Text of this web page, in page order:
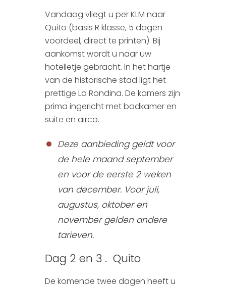
Vandaag vliegt u per KLM naar
Quito (basis R klasse, 5 dagen
voordeel, direct te printen). Bij
aankomst wordt u naar uw
hotelletje gebracht. In het hartje
van de historische stad ligt het
prettige La Rondina. De kamers zijn
prima ingericht met badkamer en
suite en airco.
Deze aanbieding geldt voor
de hele maand september
en voor de eerste 2 weken
van december. Voor juli,
augustus, oktober en
november gelden andere
tarieven.
Dag 2 en 3 . Quito
De komende twee dagen heeft u